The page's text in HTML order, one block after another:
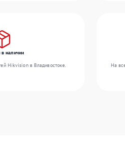
в наличии
Hikvision в Владивостоке.
На